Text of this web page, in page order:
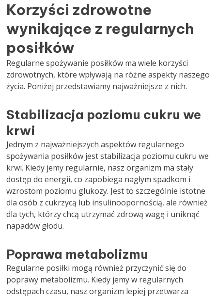
Korzyści zdrowotne
wynikające z regularnych
posiłków
Regularne spożywanie posiłków ma wiele korzyści
zdrowotnych, które wpływają na różne aspekty naszego
życia. Poniżej przedstawiamy najważniejsze z nich.
Stabilizacja poziomu cukru we
krwi
Jednym z najważniejszych aspektów regularnego
spożywania posiłków jest stabilizacja poziomu cukru we
krwi. Kiedy jemy regularnie, nasz organizm ma stały
dostęp do energii, co zapobiega nagłym spadkom i
wzrostom poziomu glukozy. Jest to szczególnie istotne
dla osób z cukrzycą lub insulinoopornością, ale również
dla tych, którzy chcą utrzymać zdrową wagę i uniknąć
napadów głodu.
Poprawa metabolizmu
Regularne posiłki mogą również przyczynić się do
poprawy metabolizmu. Kiedy jemy w regularnych
odstępach czasu, nasz organizm lepiej przetwarza